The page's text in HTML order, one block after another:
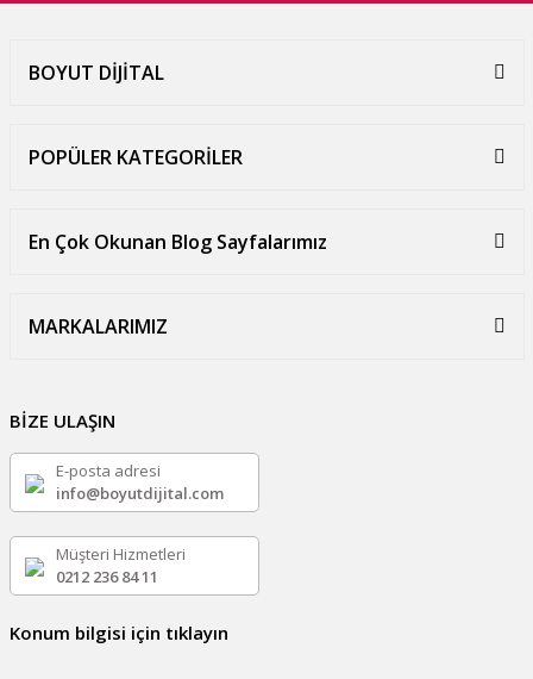
BOYUT DİJİTAL
POPÜLER KATEGORİLER
En Çok Okunan Blog Sayfalarımız
MARKALARIMIZ
BİZE ULAŞIN
E-posta adresi
info@boyutdijital.com
Müşteri Hizmetleri
0212 236 84 11
Konum bilgisi için tıklayın